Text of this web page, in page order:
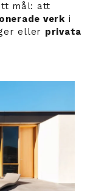
mål: att
verki
eller privata